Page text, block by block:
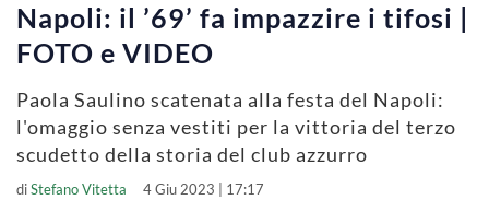
Napoli: il ’69’ fa impazzire i tifosi |
FOTO e VIDEO
Paola Saulino scatenata alla festa del Napoli:
l'omaggio senza vestiti per la vittoria del terzo
scudetto della storia del club azzurro
diStefano Vitetta 4 Giu 2023 | 17:17